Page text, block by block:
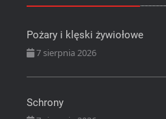
Pożary i klęski żywiołowe
7 sierpnia 2026
Schrony